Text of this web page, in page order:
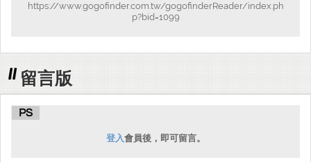
https://www.gogofinder.com.tw/gogofinderReader/index.ph
p?bid=1099
留言版
PS
登入會員後，即可留言。